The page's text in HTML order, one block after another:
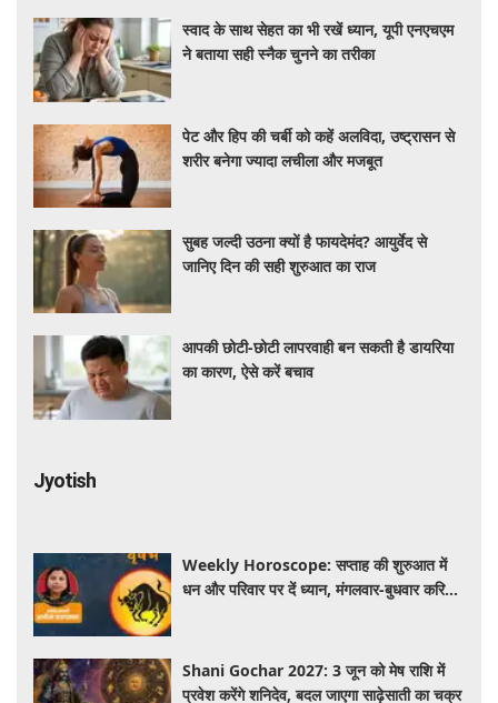
स्वाद के साथ सेहत का भी रखें ध्यान, यूपी एनएचएम
ने बताया सही स्नैक चुनने का तरीका
पेट और हिप की चर्बी को कहें अलविदा, उष्ट्रासन से
शरीर बनेगा ज्यादा लचीला और मजबूत
सुबह जल्दी उठना क्यों है फायदेमंद? आयुर्वेद से
जानिए दिन की सही शुरुआत का राज
आपकी छोटी-छोटी लापरवाही बन सकती है डायरिया
का कारण, ऐसे करें बचाव
Jyotish
Weekly Horoscope: सप्ताह की शुरुआत में
धन और परिवार पर दें ध्यान, मंगलवार-बुधवार करियर
Shani Gochar 2027: 3 जून को मेष राशि में
प्रवेश करेंगे शनिदेव, बदल जाएगा साढ़ेसाती का चक्र